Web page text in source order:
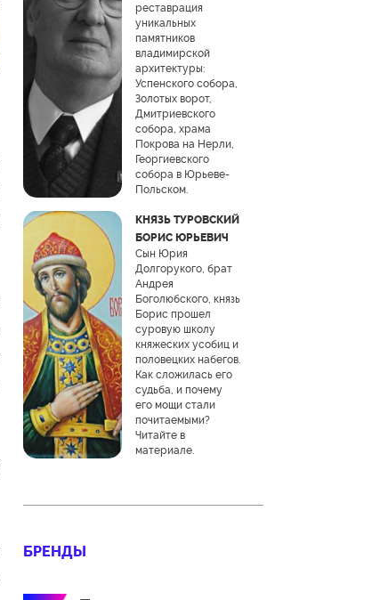
реставрация
уникальных
памятников
владимирской
архитектуры:
Успенского собора,
Золотых ворот,
Дмитриевского
собора, храма
Покрова на Нерли,
Георгиевского
собора в Юрьеве-
Польском.
КНЯЗЬ ТУРОВСКИЙ
БОРИС ЮРЬЕВИЧ
Сын Юрия
Долгорукого, брат
Андрея
Боголюбского, князь
Борис прошел
суровую школу
княжеских усобиц и
половецких набегов.
Как сложилась его
судьба, и почему
его мощи стали
почитаемыми?
Читайте в
материале.
БРЕНДЫ